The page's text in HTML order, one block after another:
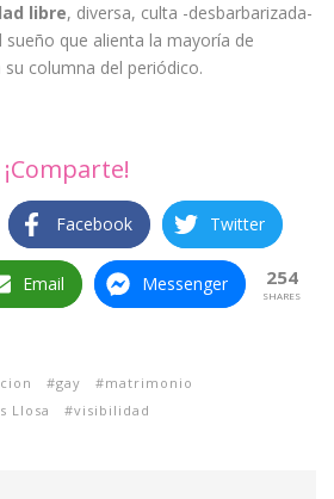
libre, diversa, culta -desbarbarizada-
que alienta la mayoría de
columna del periódico.
¡Comparte!
Facebook Twitter
Email Messenger 254
SHARES
gay
matrimonio
Llosa visibilidad